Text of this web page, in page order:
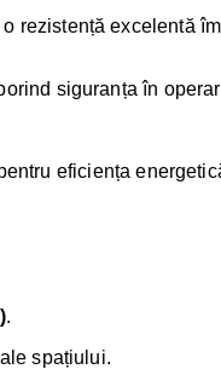
rezistență excelentă
siguranța în
eficiența
.
spațiului.